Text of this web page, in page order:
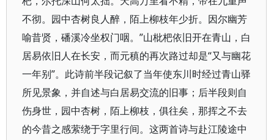
不彻。园中杏树良人醉，陌上柳枝年少折。因尔幽芳
喻昔贤，磻溪冷坐权门咽。”山枇杷依旧开在青山，白
居易依旧人在长安，而元稹的再次路过却是“又与幽花
一年别”。此诗前半段记叙了当年使东川时经过青山驿
所见景象，并自述与白居易交流的旧事；后半段则自
伤身世，园中杏树，陌上柳枝，俱往矣，那挥之不去
的今昔之感萦绕于字里行间。这两首诗与赴江陵途中